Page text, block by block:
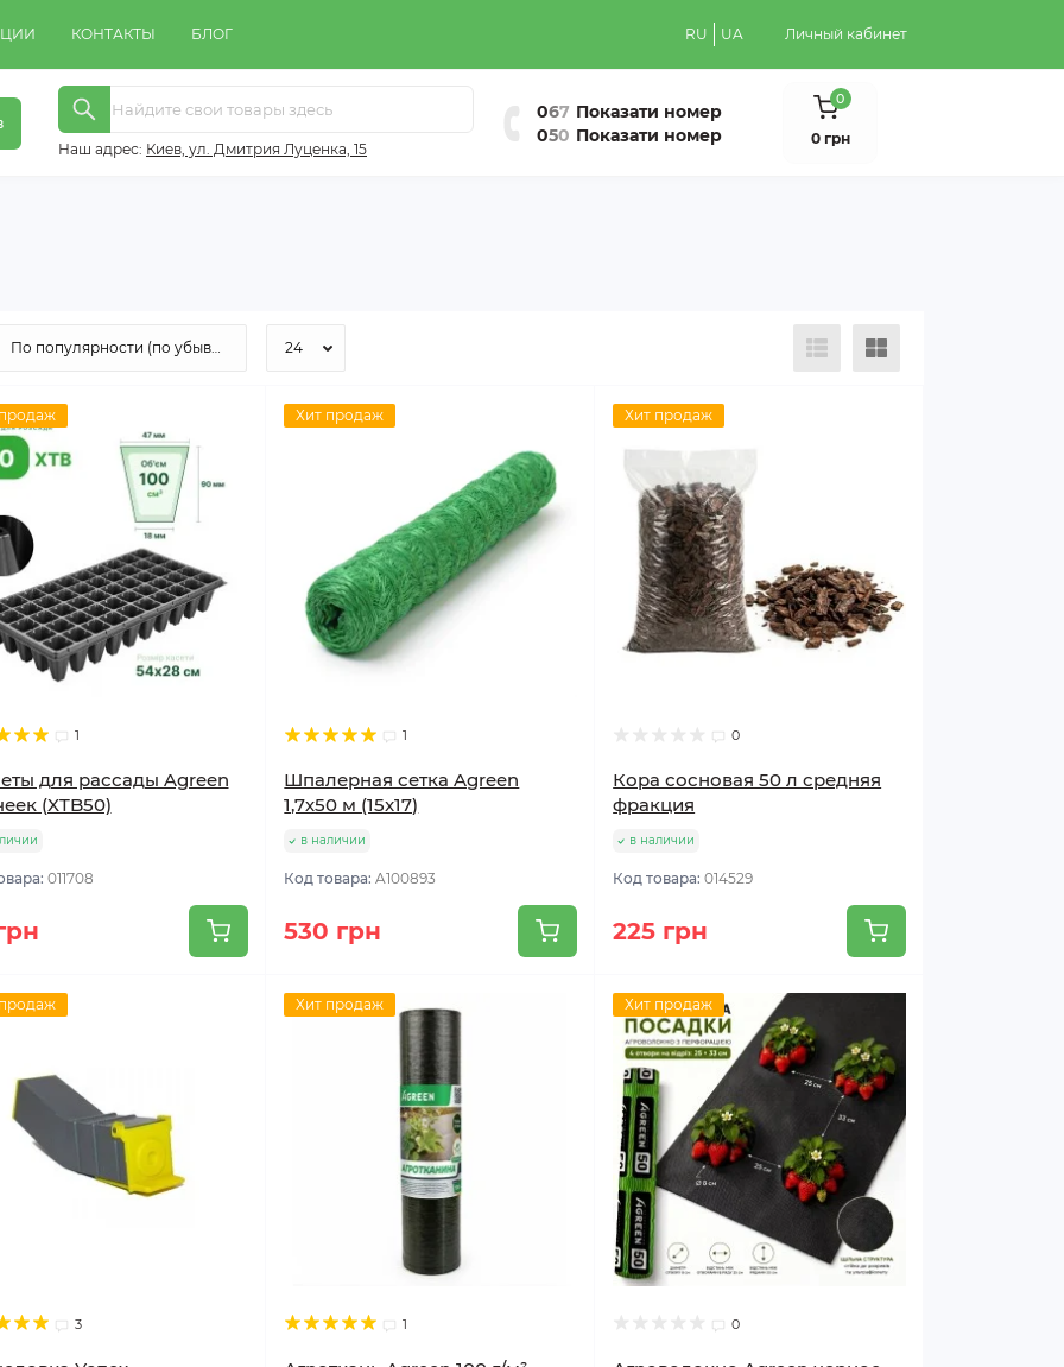
КОНТАКТЫ БЛОГ RU UA Личный кабинет
Наш адрес: Киeв, ул. Дмитрия Луценка, 15
067 Показати номер
050 Показати номер
0
0 грн
1
для рассады Agreen
(XTB50)
011708
Хит продаж
1
Шпалерная сетка Agreen
1,7х50 м (15x17)
в наличии
Код товара:A100893
530 грн
Хит продаж
0
Кора сосновая 50 л средняя
фракция
в наличии
Код товара:014529
225 грн
3
Хит продаж
1
Хит продаж
0